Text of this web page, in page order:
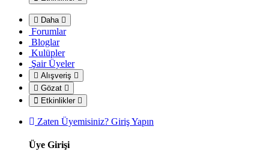
Daha
Forumlar
Bloglar
Kulüpler
Şair Üyeler
Alışveriş
Gözat
Etkinlikler
Zaten Üyemisiniz? Giriş Yapın
Üye Girişi